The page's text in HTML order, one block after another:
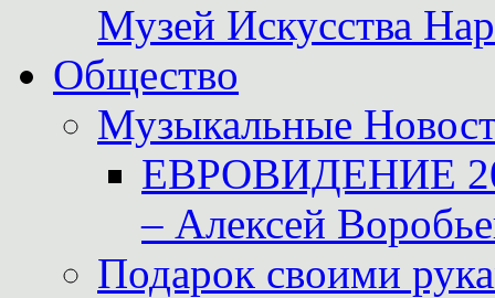
Музей Искусства
Общество
Музыкальные
ЕВРОВИДЕНИЕ
– Алексей
Подарок своими